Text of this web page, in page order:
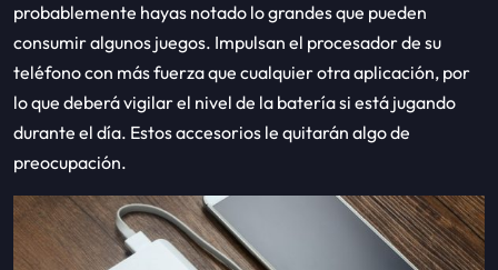
probablemente hayas notado lo grandes que pueden
consumir algunos juegos. Impulsan el procesador de su
teléfono con más fuerza que cualquier otra aplicación, por
lo que deberá vigilar el nivel de la batería si está jugando
durante el día. Estos accesorios le quitarán algo de
preocupación.